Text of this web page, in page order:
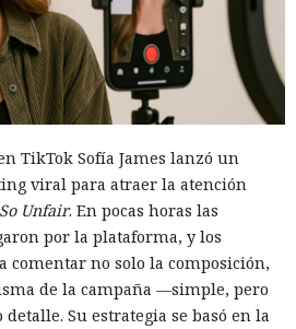
TikTok Sofía James lanzó un
viral para atraer la atención
So Unfair. En pocas horas las
por la plataforma, y los
comentar no solo la composición,
de la campaña —simple, pero
Su estrategia se basó en la